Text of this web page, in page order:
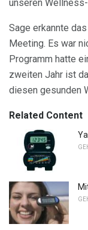
unseren
Sage erkannte
Meeting. Es war
Programm hatte
zweiten Jahr ist
diesen gesunden
Related Content